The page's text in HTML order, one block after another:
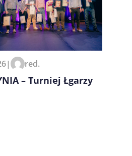
| red.
– Turniej Łgarzy